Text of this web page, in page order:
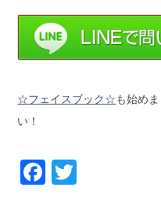
☆フェイスブック☆も始め
い！
Facebook